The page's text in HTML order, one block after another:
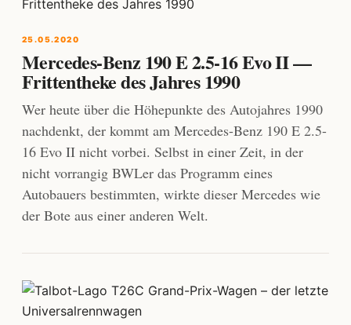
25.05.2020
Mercedes-Benz 190 E 2.5-16 Evo II —
Frittentheke des Jahres 1990
Wer heute über die Höhepunkte des Autojahres 1990
nachdenkt, der kommt am Mercedes-Benz 190 E 2.5-
16 Evo II nicht vorbei. Selbst in einer Zeit, in der
nicht vorrangig BWLer das Programm eines
Autobauers bestimmten, wirkte dieser Mercedes wie
der Bote aus einer anderen Welt.